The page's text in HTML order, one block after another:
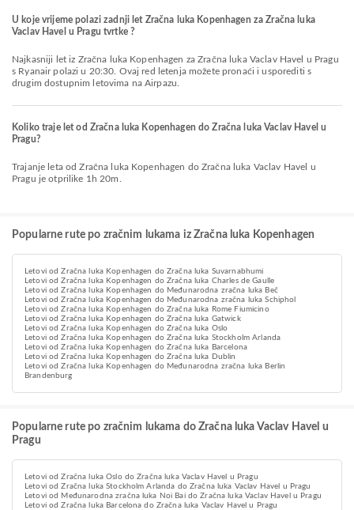
U koje vrijeme polazi zadnji let Zračna luka Kopenhagen za Zračna luka
Vaclav Havel u Pragu tvrtke ?
Najkasniji let iz Zračna luka Kopenhagen za Zračna luka Vaclav Havel u Pragu
s Ryanair polazi u 20:30. Ovaj red letenja možete pronaći i usporediti s
drugim dostupnim letovima na Airpazu.
Koliko traje let od Zračna luka Kopenhagen do Zračna luka Vaclav Havel u
Pragu?
Trajanje leta od Zračna luka Kopenhagen do Zračna luka Vaclav Havel u
Pragu je otprilike 1h 20m.
Popularne rute po zračnim lukama iz Zračna luka Kopenhagen
Letovi od Zračna luka Kopenhagen do Zračna luka Suvarnabhumi
Letovi od Zračna luka Kopenhagen do Zračna luka Charles de Gaulle
Letovi od Zračna luka Kopenhagen do Međunarodna zračna luka Beč
Letovi od Zračna luka Kopenhagen do Međunarodna zračna luka Schiphol
Letovi od Zračna luka Kopenhagen do Zračna luka Rome Fiumicino
Letovi od Zračna luka Kopenhagen do Zračna luka Gatwick
Letovi od Zračna luka Kopenhagen do Zračna luka Oslo
Letovi od Zračna luka Kopenhagen do Zračna luka Stockholm Arlanda
Letovi od Zračna luka Kopenhagen do Zračna luka Barcelona
Letovi od Zračna luka Kopenhagen do Zračna luka Dublin
Letovi od Zračna luka Kopenhagen do Međunarodna zračna luka Berlin
Brandenburg
Popularne rute po zračnim lukama do Zračna luka Vaclav Havel u
Pragu
Letovi od Zračna luka Oslo do Zračna luka Vaclav Havel u Pragu
Letovi od Zračna luka Stockholm Arlanda do Zračna luka Vaclav Havel u Pragu
Letovi od Međunarodna zračna luka Noi Bai do Zračna luka Vaclav Havel u Pragu
Letovi od Zračna luka Barcelona do Zračna luka Vaclav Havel u Pragu